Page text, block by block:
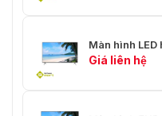
Màn hình
Giá liên hệ